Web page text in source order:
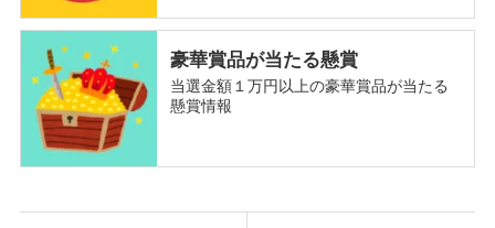
豪華賞品が当たる懸賞
当選金額１万円以上の豪華賞品が当たる
懸賞情報